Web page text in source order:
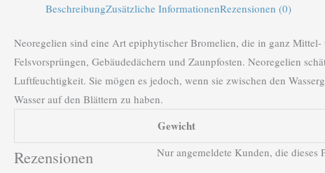
BeschreibungZusätzliche InformationenRezensionen (0)
Neoregelien sind eine Art epiphytischer Bromelien, die in ganz
Felsvorsprüngen, Gebäudedächern und Zaunpfosten. Neoregelien
Luftfeuchtigkeit. Sie mögen es jedoch, wenn sie zwischen den
Wasser auf den Blättern zu haben.
Gewicht
Rezensionen Nur angemeldete Kunden, die dieses